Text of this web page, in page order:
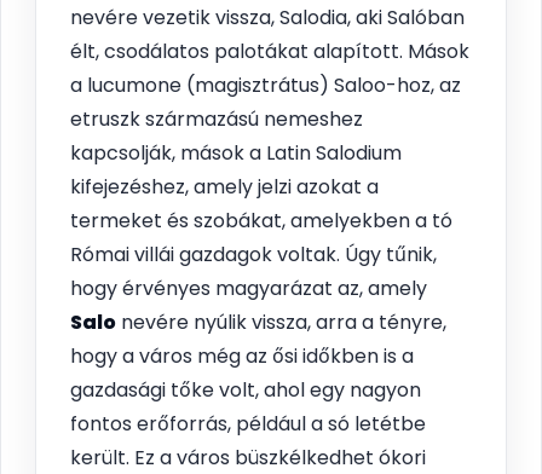
nevére vezetik vissza, Salodia, aki Salóban
élt, csodálatos palotákat alapított. Mások
a lucumone (magisztrátus) Saloo-hoz, az
etruszk származású nemeshez
kapcsolják, mások a Latin Salodium
kifejezéshez, amely jelzi azokat a
termeket és szobákat, amelyekben a tó
Római villái gazdagok voltak. Úgy tűnik,
hogy érvényes magyarázat az, amely
Salo nevére nyúlik vissza, arra a tényre,
hogy a város még az ősi időkben is a
gazdasági tőke volt, ahol egy nagyon
fontos erőforrás, például a só letétbe
került. Ez a város büszkélkedhet ókori